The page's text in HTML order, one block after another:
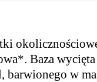
Baza
barwionego w